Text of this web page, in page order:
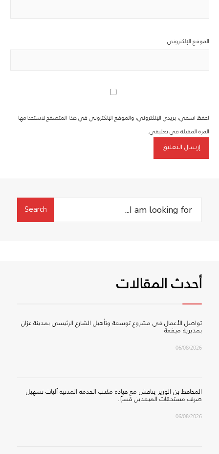
الموقع الإلكتروني
احفظ اسمي، بريدي الإلكتروني، والموقع الإلكتروني في هذا المتصفح لاستخدامها
المرة المقبلة في تعليقي.
Search
Search
أحدث المقالات
تواصل الأعمال في مشروع توسعة وتأهيل الشارع الرئيسي بمدينة عزان
بمديرية ميفعة
06/08/2026
المحافظ بن الوزير يناقش مع قيادة مكتب الخدمة المدنية آليات تسهيل
صرف مستحقات المبعدين قسرًا.
06/08/2026